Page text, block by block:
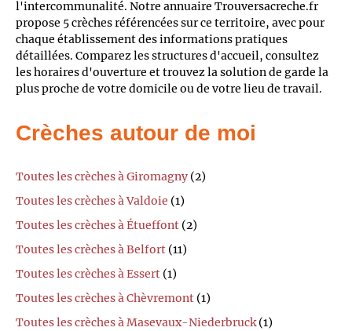
l'intercommunalité. Notre annuaire Trouversacreche.fr
propose 5 crèches référencées sur ce territoire, avec pour
chaque établissement des informations pratiques
détaillées. Comparez les structures d'accueil, consultez
les horaires d'ouverture et trouvez la solution de garde la
plus proche de votre domicile ou de votre lieu de travail.
Crèches autour de moi
Toutes les crèches à Giromagny (2)
Toutes les crèches à Valdoie (1)
Toutes les crèches à Étueffont (2)
Toutes les crèches à Belfort (11)
Toutes les crèches à Essert (1)
Toutes les crèches à Chèvremont (1)
Toutes les crèches à Masevaux-Niederbruck(1)